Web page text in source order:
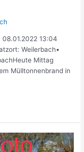
08.01.2022 13:04
Weilerbach•
Mittag
Mülltonnenbrand in